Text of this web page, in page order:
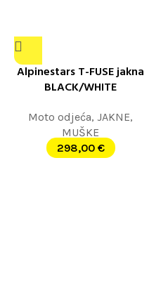
Alpinestars T-FUSE jakna
BLACK/WHITE
Moto odjeća, JAKNE,
MUŠKE
298,00 €